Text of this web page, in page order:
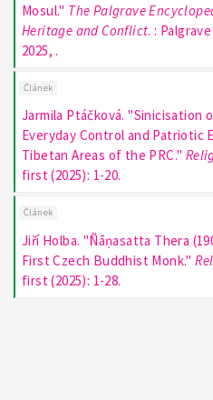
Mosul." The Palgrave
Heritage and Conflict. :
2025, .
Článek
Jarmila Ptáčková. "Sinicisation
Everyday Control and Patriotic
Tibetan Areas of the PRC."
first (2025): 1-20.
Článek
Jiří Holba. "Ñāṇasatta Thera
First Czech Buddhist Monk."
first (2025): 1-28.